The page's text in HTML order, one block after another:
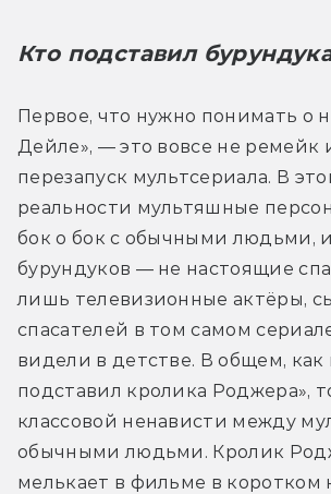
Кто подставил
Первое, что нужно понимать о
Дейле», — это вовсе не ремейк
перезапуск мультсериала. В
реальности мультяшные
бок о бок с обычными людьми,
бурундуков — не настоящие
лишь телевизионные актёры,
спасателей в том самом
видели в детстве. В общем, как
подставил кролика Роджера»,
классовой ненависти между
обычными людьми. Кролик
мелькает в фильме в коротком